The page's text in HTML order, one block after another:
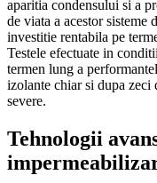
aparitia condensului si a
de viata a acestor sisteme
investitie rentabila pe
Testele efectuate in
termen lung a
izolante chiar si dupa
severe.
Tehnologii